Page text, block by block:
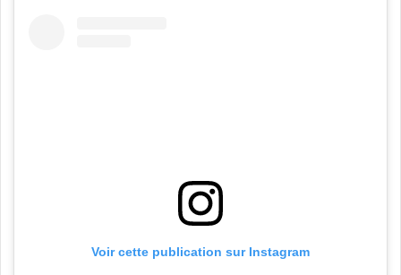
Voir cette publication sur Instagram